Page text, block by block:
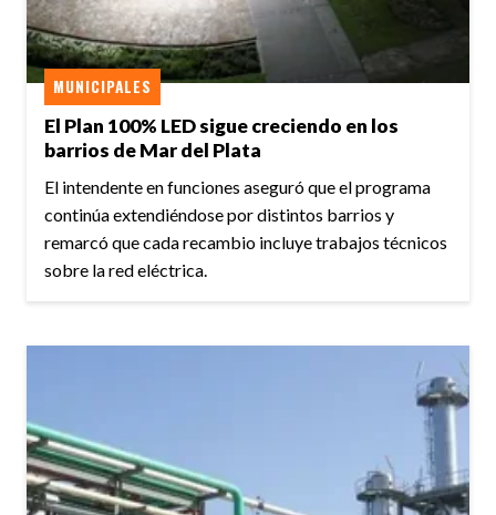
El Plan 100% LED sigue creciendo en los
barrios de Mar del Plata
MUNICIPALES
El intendente en funciones aseguró que el programa
continúa extendiéndose por distintos barrios y
remarcó que cada recambio incluye trabajos técnicos
sobre la red eléctrica.